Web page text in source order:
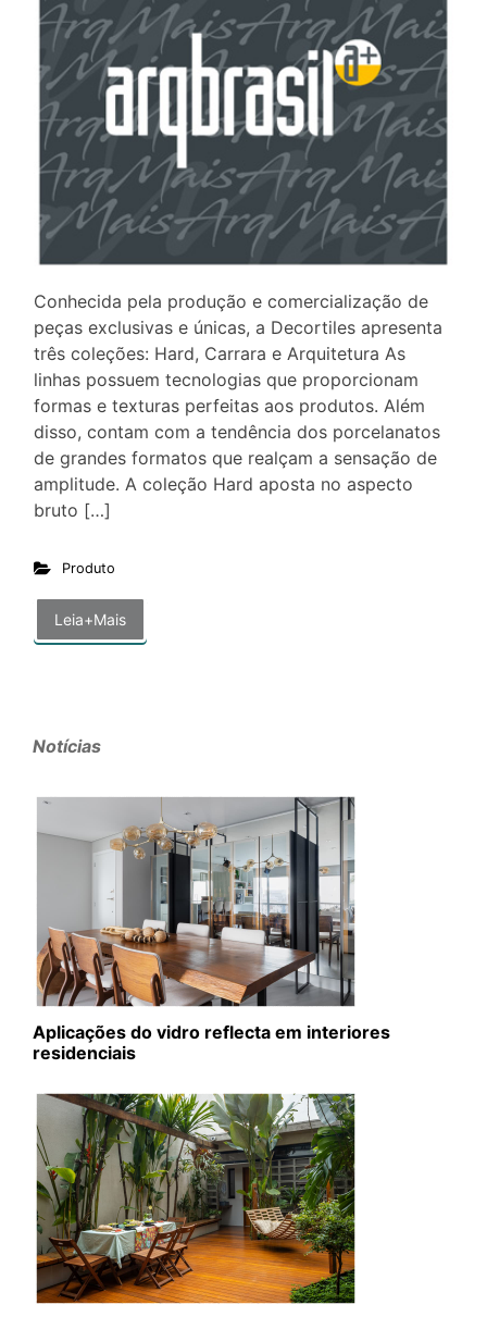
Conhecida pela produção e comercialização de
peças exclusivas e únicas, a Decortiles apresenta
três coleções: Hard, Carrara e Arquitetura As
linhas possuem tecnologias que proporcionam
formas e texturas perfeitas aos produtos. Além
disso, contam com a tendência dos porcelanatos
de grandes formatos que realçam a sensação de
amplitude. A coleção Hard aposta no aspecto
bruto […]
Produto
Leia+Mais
Notícias
Aplicações do vidro reflecta em interiores
residenciais